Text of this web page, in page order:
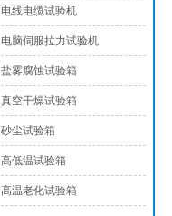
电线电缆试验机
电脑伺服拉力试验机
盐雾腐蚀试验箱
真空干燥试验箱
砂尘试验箱
高低温试验箱
高温老化试验箱